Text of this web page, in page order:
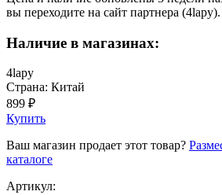
вы переходите на сайт партнера (4lapy).
Наличие в магазинах:
4lapy
Страна: Китай
899 ₽
Купить
Ваш магазин продает этот товар?
каталоге
Артикул: